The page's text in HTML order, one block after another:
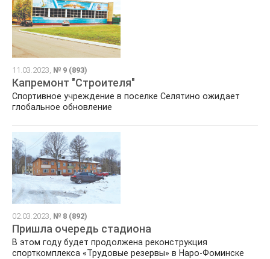
11.03.2023, № 9 (893)
Капремонт "Строителя"
Спортивное учреждение в поселке Селятино ожидает
глобальное обновление
02.03.2023, № 8 (892)
Пришла очередь стадиона
В этом году будет продолжена реконструкция
спорткомплекса «Трудовые резервы» в Наро-Фоминске